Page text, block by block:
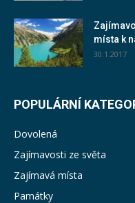
místa k
30.1.2017
POPULÁRNÍ
Dovolená
Zajímavosti ze světa
Zajímavá místa
Památky